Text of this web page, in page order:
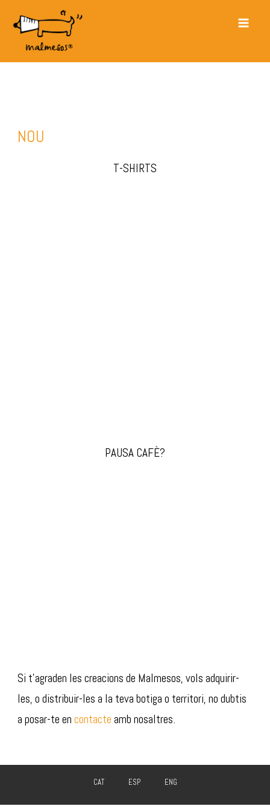
contingut
Main
NOU
T-SHIRTS
PAUSA CAFÈ?
Si t’agraden les creacions de Malmesos, vols adquirir-
les, o distribuir-les a la teva botiga o territori, no dubtis
a posar-te encontacte amb nosaltres.
CAT ESP ENG